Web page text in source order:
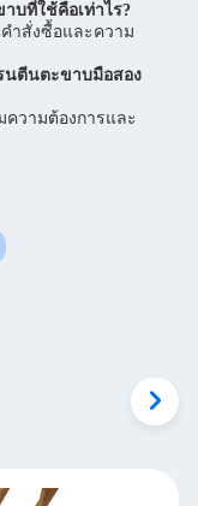
บที่ใช้คือเท่าไร?
ำสั่งซื้อและความ
นตีนตะขาบมือสอง
วามต้องการและ